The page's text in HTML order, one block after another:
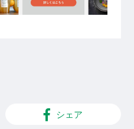
シェア